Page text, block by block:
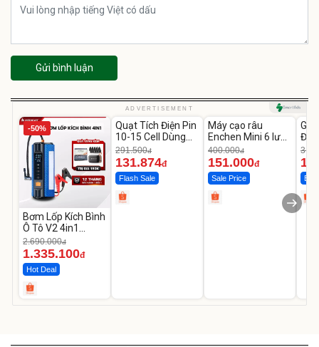
Gửi bình luận
ADVERTISEMENT
-50%
Bơm Lốp Kích Bình
Ô Tô V2 4in1
MEDICAR –
12.000mAh
2.690.000đ
1.335.100đ
Hot Deal
-54%
Unmute
Quạt Tích Điện Pin
10-15 Cell Dùng
Liên Tục 4-8H
291.500đ
131.874đ
Flash Sale
-62%
Máy cạo râu
Enchen Mini 6 lưỡi
dao kép mỏng
400.000đ
151.000đ
Sale Price
Đùi